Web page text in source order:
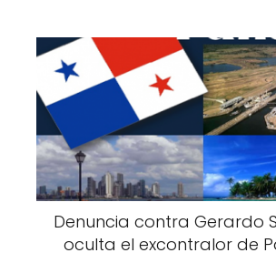
Denuncia contra Gerardo
oculta el excontralor de